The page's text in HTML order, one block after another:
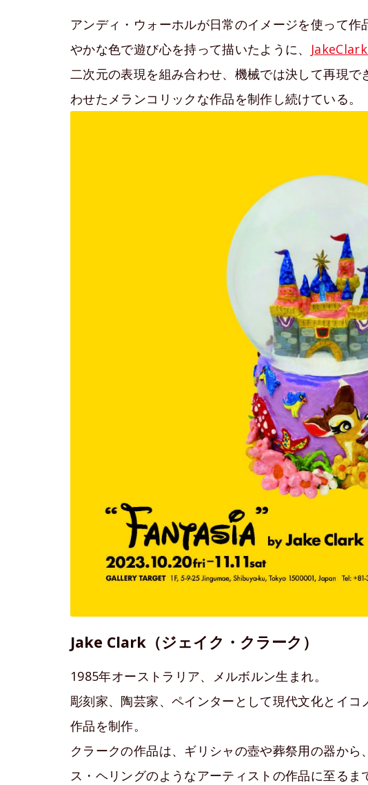
アンディ・ウォーホルが日常のイメージを使って
やかな色で遊び心を持って描いたように、
二次元の表現を組み合わせ、機械では決して再現
わせたメランコリックな作品を制作し続けている。
Jake Clark（ジェイク・クラーク）
1985年オーストラリア、メルボルン生まれ。
彫刻家、陶芸家、ペインターとして現代文化とイ
作品を制作。
クラークの作品は、ギリシャの壺や葬祭用の器か
ス・ヘリングのようなアーティストの作品に至る